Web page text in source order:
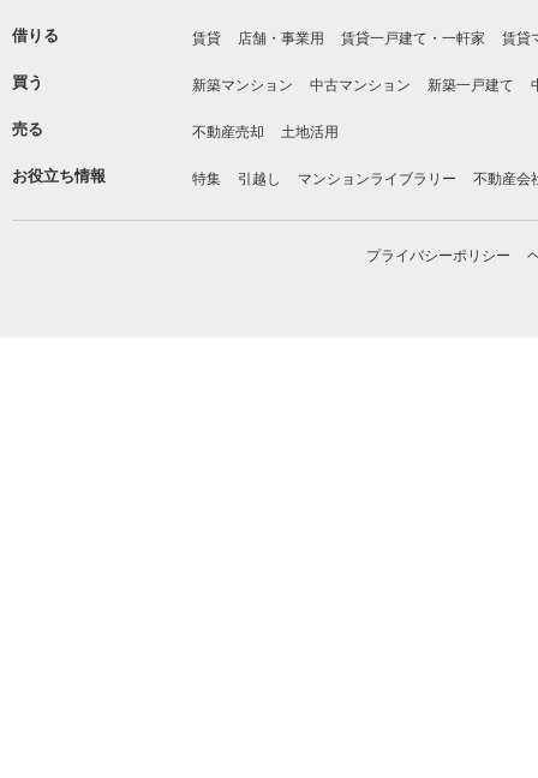
借りる 賃貸 店舗・事業用 賃貸一戸建て・一軒家 賃貸
買う 新築マンション 中古マンション 新築一戸建て
売る 不動産売却 土地活用
お役立ち情報 特集 引越し マンションライブラリー 不動産会
プライバシーポリシー